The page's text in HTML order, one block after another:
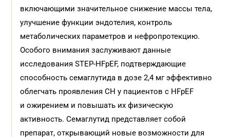
включающими значительное снижение массы тела,
улучшение функции эндотелия, контроль
метаболических параметров и нефропротекцию.
Особого внимания заслуживают данные
исследования STEP-HFpEF, подтверждающие
способность семаглутида в дозе 2,4 мг эффективно
облегчать проявления СН у пациентов с HFpEF
и ожирением и повышать их физическую
активность. Семаглутид представляет собой
препарат, открывающий новые возможности для